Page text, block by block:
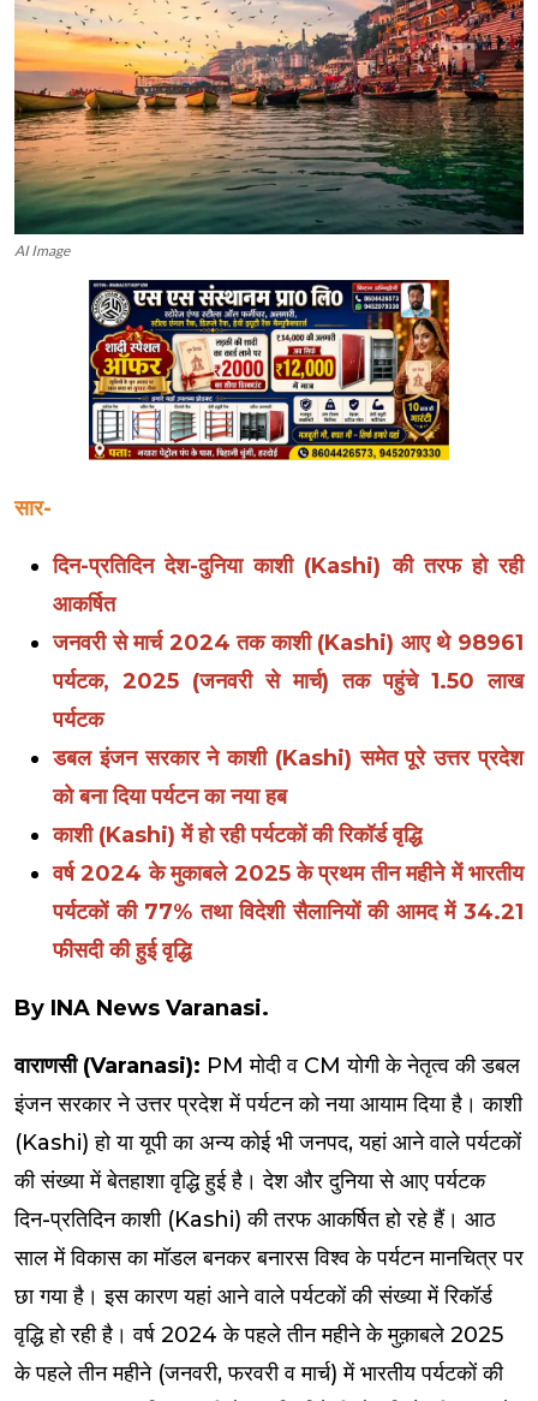
AI Image
सार-
दिन-प्रतिदिन देश-दुनिया काशी (Kashi) की तरफ हो रही
आकर्षित
जनवरी से मार्च 2024 तक काशी (Kashi) आए थे 98961
पर्यटक, 2025 (जनवरी से मार्च) तक पहुंचे 1.50 लाख
पर्यटक
डबल इंजन सरकार ने काशी (Kashi) समेत पूरे उत्तर प्रदेश
को बना दिया पर्यटन का नया हब
काशी (Kashi) में हो रही पर्यटकों की रिकॉर्ड वृद्धि
वर्ष 2024 के मुकाबले 2025 के प्रथम तीन महीने में भारतीय
पर्यटकों की 77% तथा विदेशी सैलानियों की आमद में 34.21
फीसदी की हुई वृद्धि
By INA News Varanasi.
वाराणसी (Varanasi): PM मोदी व CM योगी के नेतृत्व की डबल
इंजन सरकार ने उत्तर प्रदेश में पर्यटन को नया आयाम दिया है। काशी
(Kashi) हो या यूपी का अन्य कोई भी जनपद, यहां आने वाले पर्यटकों
की संख्या में बेतहाशा वृद्धि हुई है। देश और दुनिया से आए पर्यटक
दिन-प्रतिदिन काशी (Kashi) की तरफ आकर्षित हो रहे हैं। आठ
साल में विकास का मॉडल बनकर बनारस विश्व के पर्यटन मानचित्र पर
छा गया है। इस कारण यहां आने वाले पर्यटकों की संख्या में रिकॉर्ड
वृद्धि हो रही है। वर्ष 2024 के पहले तीन महीने के मुक़ाबले 2025
के पहले तीन महीने (जनवरी, फरवरी व मार्च) में भारतीय पर्यटकों की